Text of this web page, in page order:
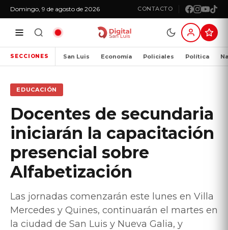
Domingo, 9 de agosto de 2026 CONTACTO
SECCIONES San Luis Economía Policiales Política
EDUCACIÓN
Docentes de secundaria
iniciarán la capacitación
presencial sobre
Alfabetización
Las jornadas comenzarán este lunes en Villa
Mercedes y Quines, continuarán el martes en
la ciudad de San Luis y Nueva Galia, y